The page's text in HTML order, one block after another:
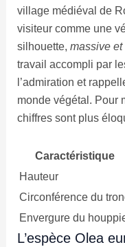
village médiéval de
visiteur comme une
silhouette, massive et
travail accompli par
l’admiration et
monde végétal. Pour
chiffres sont plus
Caractéristique
Hauteur
Circonférence du
Envergure du
L’espèce Olea